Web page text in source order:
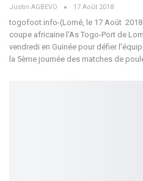
Justin AGBEVO 17 Août 2018
togofoot.info-(Lomé, le 17 Août
coupe africaine l'As Togo-Port de
vendredi en Guinée pour défier
la 5ème journée des matches de